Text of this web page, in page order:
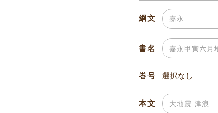
綱文
書名
巻号
本文